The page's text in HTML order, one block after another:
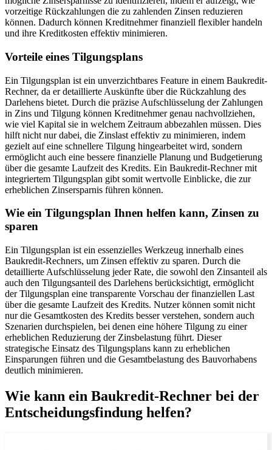
vorzeitige Rückzahlungen die zu zahlenden Zinsen reduzieren
können. Dadurch können Kreditnehmer finanziell flexibler handeln
und ihre Kreditkosten effektiv minimieren.
Vorteile eines Tilgungsplans
Ein Tilgungsplan ist ein unverzichtbares Feature in einem Baukredit-
Rechner, da er detaillierte Auskünfte über die Rückzahlung des
Darlehens bietet. Durch die präzise Aufschlüsselung der Zahlungen
in Zins und Tilgung können Kreditnehmer genau nachvollziehen,
wie viel Kapital sie in welchem Zeitraum abbezahlen müssen. Dies
hilft nicht nur dabei, die Zinslast effektiv zu minimieren, indem
gezielt auf eine schnellere Tilgung hingearbeitet wird, sondern
ermöglicht auch eine bessere finanzielle Planung und Budgetierung
über die gesamte Laufzeit des Kredits. Ein Baukredit-Rechner mit
integriertem Tilgungsplan gibt somit wertvolle Einblicke, die zur
erheblichen Zinsersparnis führen können.
Wie ein Tilgungsplan Ihnen helfen kann, Zinsen zu
sparen
Ein Tilgungsplan ist ein essenzielles Werkzeug innerhalb eines
Baukredit-Rechners, um Zinsen effektiv zu sparen. Durch die
detaillierte Aufschlüsselung jeder Rate, die sowohl den Zinsanteil als
auch den Tilgungsanteil des Darlehens berücksichtigt, ermöglicht
der Tilgungsplan eine transparente Vorschau der finanziellen Last
über die gesamte Laufzeit des Kredits. Nutzer können somit nicht
nur die Gesamtkosten des Kredits besser verstehen, sondern auch
Szenarien durchspielen, bei denen eine höhere Tilgung zu einer
erheblichen Reduzierung der Zinsbelastung führt. Dieser
strategische Einsatz des Tilgungsplans kann zu erheblichen
Einsparungen führen und die Gesamtbelastung des Bauvorhabens
deutlich minimieren.
Wie kann ein Baukredit-Rechner bei der
Entscheidungsfindung helfen?